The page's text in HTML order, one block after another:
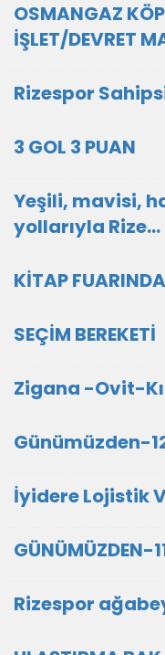
OSMANGAZ
İŞLET/DEVRET
Rizespor
3 GOL 3 PUAN
Yeşili, mavisi,
yollarıyla Rize…
KİTAP
SEÇİM BEREKETİ
Zigana -Ovit-
Günümüzden-
İyidere Lojistik
GÜNÜMÜZDEN-
Rizespor